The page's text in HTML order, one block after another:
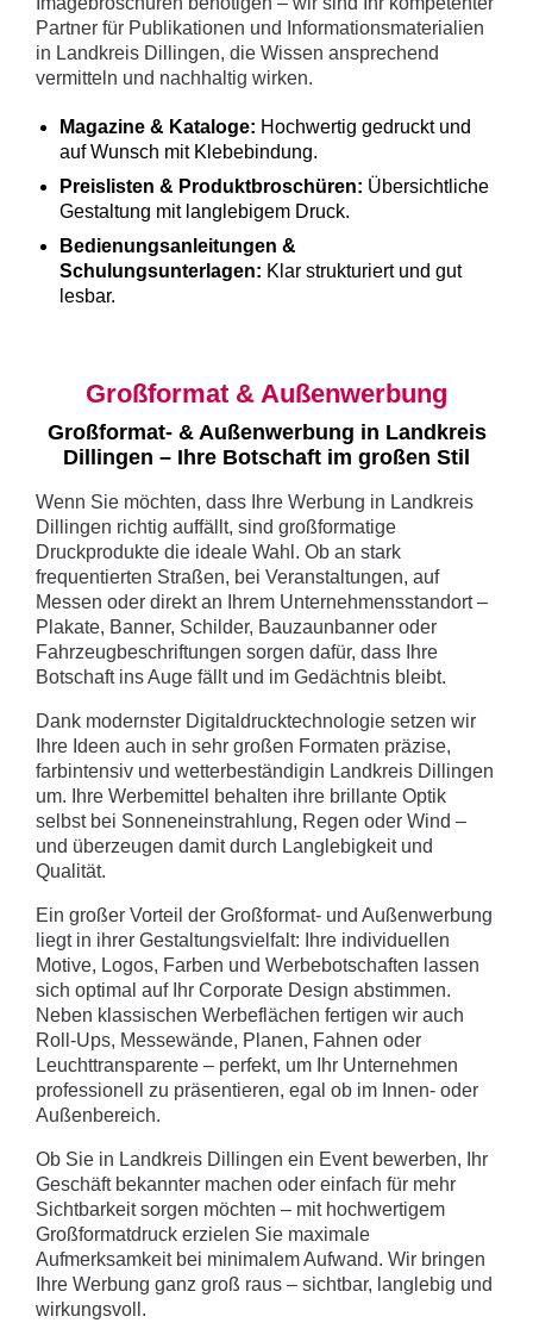
Partner für Publikationen und Informationsmaterialien
in Landkreis Dillingen, die Wissen ansprechend
vermitteln und nachhaltig wirken.
Magazine & Kataloge: Hochwertig gedruckt und
auf Wunsch mit Klebebindung.
Preislisten & Produktbroschüren: Übersichtliche
Gestaltung mit langlebigem Druck.
Bedienungsanleitungen &
Schulungsunterlagen: Klar strukturiert und gut
lesbar.
Großformat & Außenwerbung
Großformat- & Außenwerbung in Landkreis
Dillingen – Ihre Botschaft im großen Stil
Wenn Sie möchten, dass Ihre Werbung in Landkreis
Dillingen richtig auffällt, sind großformatige
Druckprodukte die ideale Wahl. Ob an stark
frequentierten Straßen, bei Veranstaltungen, auf
Messen oder direkt an Ihrem Unternehmensstandort –
Plakate, Banner, Schilder, Bauzaunbanner oder
Fahrzeugbeschriftungen sorgen dafür, dass Ihre
Botschaft ins Auge fällt und im Gedächtnis bleibt.
Dank modernster Digitaldrucktechnologie setzen wir
Ihre Ideen auch in sehr großen Formaten präzise,
farbintensiv und wetterbeständigin Landkreis Dillingen
um. Ihre Werbemittel behalten ihre brillante Optik
selbst bei Sonneneinstrahlung, Regen oder Wind –
und überzeugen damit durch Langlebigkeit und
Qualität.
Ein großer Vorteil der Großformat- und Außenwerbung
liegt in ihrer Gestaltungsvielfalt: Ihre individuellen
Motive, Logos, Farben und Werbebotschaften lassen
sich optimal auf Ihr Corporate Design abstimmen.
Neben klassischen Werbeflächen fertigen wir auch
Roll-Ups, Messewände, Planen, Fahnen oder
Leuchttransparente – perfekt, um Ihr Unternehmen
professionell zu präsentieren, egal ob im Innen- oder
Außenbereich.
Ob Sie in Landkreis Dillingen ein Event bewerben, Ihr
Geschäft bekannter machen oder einfach für mehr
Sichtbarkeit sorgen möchten – mit hochwertigem
Großformatdruck erzielen Sie maximale
Aufmerksamkeit bei minimalem Aufwand. Wir bringen
Ihre Werbung ganz groß raus – sichtbar, langlebig und
wirkungsvoll.